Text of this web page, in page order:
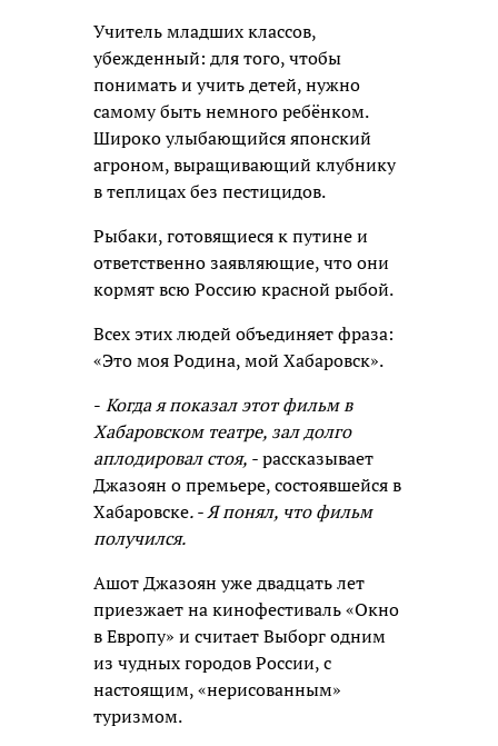
Учитель младших классов,
убежденный: для того, чтобы
понимать и учить детей, нужно
самому быть немного ребёнком.
Широко улыбающийся японский
агроном, выращивающий клубнику
в теплицах без пестицидов.
Рыбаки, готовящиеся к путине и
ответственно заявляющие, что они
кормят всю Россию красной рыбой.
Всех этих людей объединяет фраза:
«Это моя Родина, мой Хабаровск».
- Когда я показал этот фильм в
Хабаровском театре, зал долго
аплодировал стоя, -рассказывает
Джазоян о премьере, состоявшейся в
Хабаровске. - Я понял, что фильм
получился.
Ашот Джазоян уже двадцать лет
приезжает на кинофестиваль «Окно
в Европу» и считает Выборг одним
из чудных городов России, с
настоящим, «нерисованным»
туризмом.